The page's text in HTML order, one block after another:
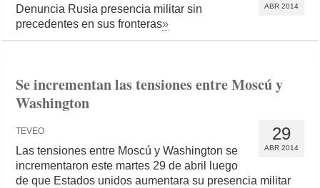
ABR 2014
Denuncia Rusia presencia militar sin
precedentes en sus fronteras»
Se incrementan las tensiones entre Moscú y
Washington
29
ABR 2014
TEVEO
Las tensiones entre Moscú y Washington se
incrementaron este martes 29 de abril luego
de que Estados unidos aumentara su presencia militar